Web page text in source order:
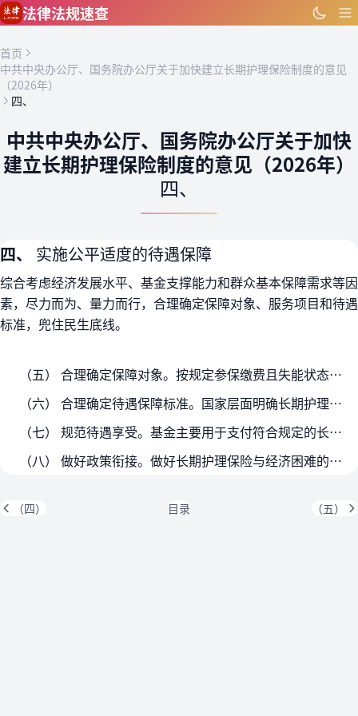
跳到主要内容
法律法规速查
首页
中共中央办公厅、国务院办公厅关于加快建立长期护理保险制度的意见
（2026年）
四、
中共中央办公厅、国务院办公厅关于加快
建立长期护理保险制度的意见（2026年）
四、
四、 实施公平适度的待遇保障
综合考虑经济发展水平、基金支撑能力和群众基本保障需求等因
素，尽力而为、量力而行，合理确定保障对象、服务项目和待遇
标准，兜住民生底线。
（五） 合理确定保障对象。按规定参保缴费且失能状态长期持续（一般为6个月以上），经申请通过评估认定的失能人员，可按规定享受相关待遇。长期护理保险制度起步阶段保障重度失能…
（六） 合理确定待遇保障标准。国家层面明确长期护理保险基准待遇标准，各地可根据实际适度调整。待遇享受不设起付标准。符合规定的长期护理服务费用，按未就业城乡居民参保政策参…
（七） 规范待遇享受。基金主要用于支付符合规定的长期护理服务机构和人员提供长期护理基本服务所发生的费用，原则上不直接向失能人员发放现金。国家层面统一制定长期护理保险服务…
（八） 做好政策衔接。做好长期护理保险与经济困难的高龄、失能老年人补贴以及重度残疾人护理补贴等政策的衔接。对机构床位费、膳食费等非护理服务费用以及应由医疗保险支付的医疗…
（四） 目录 （五）